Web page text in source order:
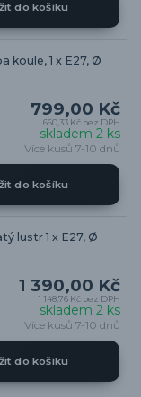
do košíku
koule, 1 x E27, Ø
799,00 Kč
660,33 Kč bez DPH
skladem 2 ks
Více kusů 7-10 dnů
do košíku
lustr 1 x E27, Ø
1 390,00 Kč
1 148,76 Kč bez DPH
skladem 2 ks
Více kusů 7-10 dnů
do košíku